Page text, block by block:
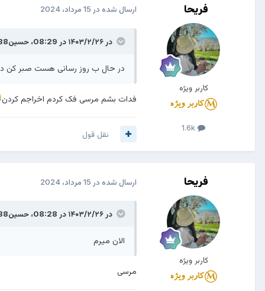
فریحا
کاربر ویژه
ارسال شده در 15 مرداد، 2024
در ۱۴۰۳/۲/۲۶ در 08:29، حسین138
در حال ب روز رسانی هست صبر کن
فدات بشم مرسی فک کردم اخراجم کردن
نقل قول
فریحا
کاربر ویژه
ارسال شده در 15 مرداد، 2024
در ۱۴۰۳/۲/۲۶ در 08:28، حسین138
الان میرم
مرسی